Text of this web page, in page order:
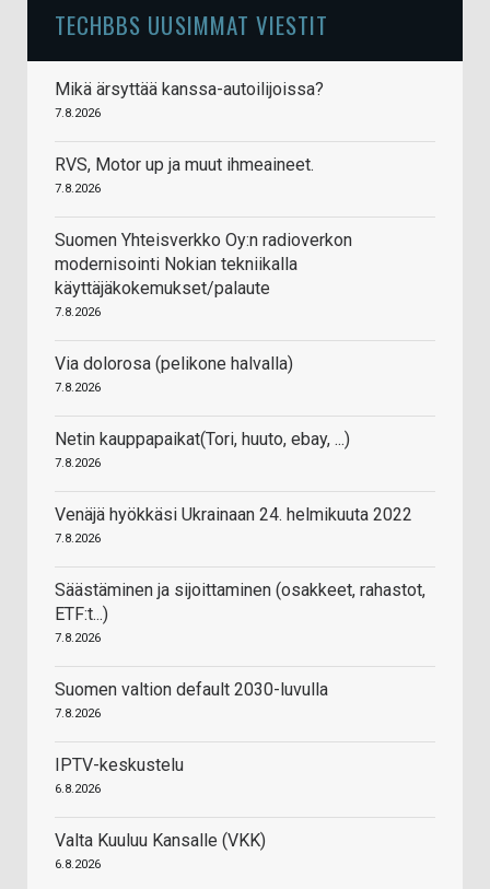
TECHBBS UUSIMMAT VIESTIT
Mikä ärsyttää kanssa-autoilijoissa?
7.8.2026
RVS, Motor up ja muut ihmeaineet.
7.8.2026
Suomen Yhteisverkko Oy:n radioverkon
modernisointi Nokian tekniikalla
käyttäjäkokemukset/palaute
7.8.2026
Via dolorosa (pelikone halvalla)
7.8.2026
Netin kauppapaikat(Tori, huuto, ebay, ...)
7.8.2026
Venäjä hyökkäsi Ukrainaan 24. helmikuuta 2022
7.8.2026
Säästäminen ja sijoittaminen (osakkeet, rahastot,
ETF:t...)
7.8.2026
Suomen valtion default 2030-luvulla
7.8.2026
IPTV-keskustelu
6.8.2026
Valta Kuuluu Kansalle (VKK)
6.8.2026